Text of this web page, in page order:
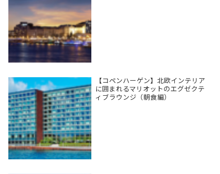
【コペンハーゲン】北欧インテリア
に囲まれるマリオットのエグゼクテ
ィブラウンジ（朝食編）